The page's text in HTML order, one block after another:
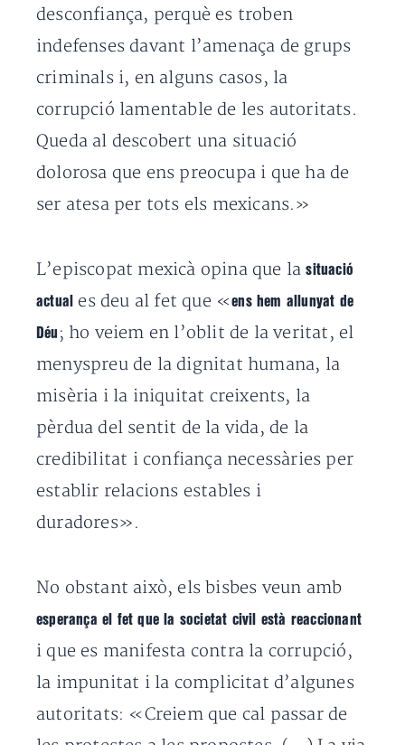
desconfiança, perquè es troben
indefenses davant l’amenaça de grups
criminals i, en alguns casos, la
corrupció lamentable de les autoritats.
Queda al descobert una situació
dolorosa que ens preocupa i que ha de
ser atesa per tots els mexicans.»
L’episcopat mexicà opina que lasituació
actual es deu al fet que «ens hem allunyat de
Déu ; ho veiem en l’oblit de la veritat, el
menyspreu de la dignitat humana, la
misèria i la iniquitat creixents, la
pèrdua del sentit de la vida, de la
credibilitat i confiança necessàries per
establir relacions estables i
duradores».
No obstant això, els bisbes veun amb
esperança el fet que la societat civil està reaccionant
i que es manifesta contra la corrupció,
la impunitat i la complicitat d’algunes
autoritats: «Creiem que cal passar de